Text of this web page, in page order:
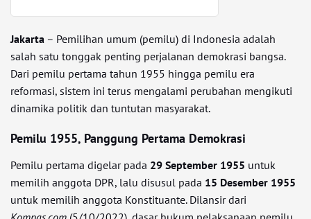
Jakarta – Pemilihan umum (pemilu) di Indonesia adalah
salah satu tonggak penting perjalanan demokrasi bangsa.
Dari pemilu pertama tahun 1955 hingga pemilu era
reformasi, sistem ini terus mengalami perubahan mengikuti
dinamika politik dan tuntutan masyarakat.
Pemilu 1955, Panggung Pertama Demokrasi
Pemilu pertama digelar pada 29 September 1955 untuk
memilih anggota DPR, lalu disusul pada 15 Desember 1955
untuk memilih anggota Konstituante. Dilansir dari